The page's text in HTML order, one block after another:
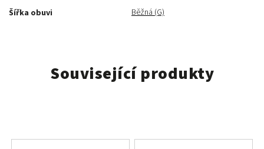
Šířka obuvi
Běžná (G)
Související produkty